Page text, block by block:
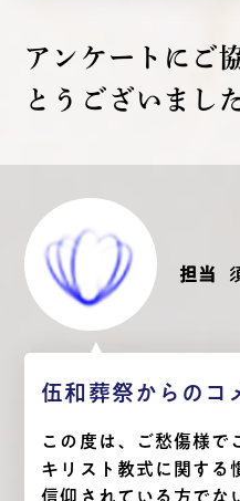
アンケートにご
とうございまし
伍和葬祭からのコ
この度は、ご愁傷様で
キリスト教式に関する
信仰されている方でな
担当